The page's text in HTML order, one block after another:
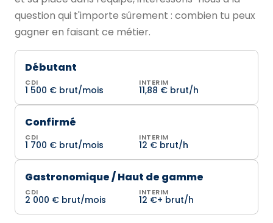
question qui t'importe sûrement : combien tu peux
gagner en faisant ce métier.
Débutant
CDI
1 500 € brut/mois
INTERIM
11,88 € brut/h
Confirmé
CDI
1 700 € brut/mois
INTERIM
12 € brut/h
Gastronomique / Haut de gamme
CDI
2 000 € brut/mois
INTERIM
12 €+ brut/h